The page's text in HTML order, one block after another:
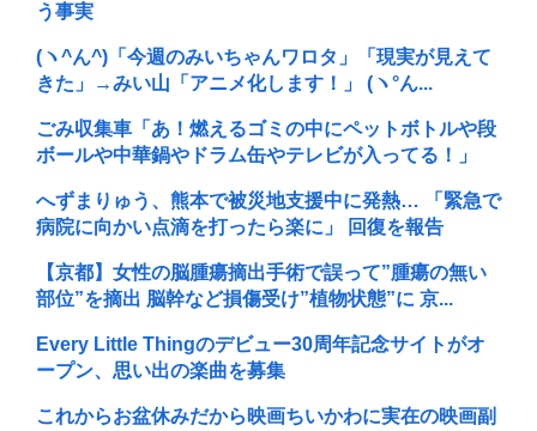
う事実
(ヽ^ん^)「今週のみいちゃんワロタ」「現実が見えて
きた」→みい山「アニメ化します！」 (ヽ°ん...
ごみ収集車「あ！燃えるゴミの中にペットボトルや段
ボールや中華鍋やドラム缶やテレビが入ってる！」
へずまりゅう、熊本で被災地支援中に発熱… 「緊急で
病院に向かい点滴を打ったら楽に」 回復を報告
【京都】女性の脳腫瘍摘出手術で誤って”腫瘍の無い
部位”を摘出 脳幹など損傷受け”植物状態”に 京...
Every Little Thingのデビュー30周年記念サイトがオ
ープン、思い出の楽曲を募集
これからお盆休みだから映画ちいかわに実在の映画副